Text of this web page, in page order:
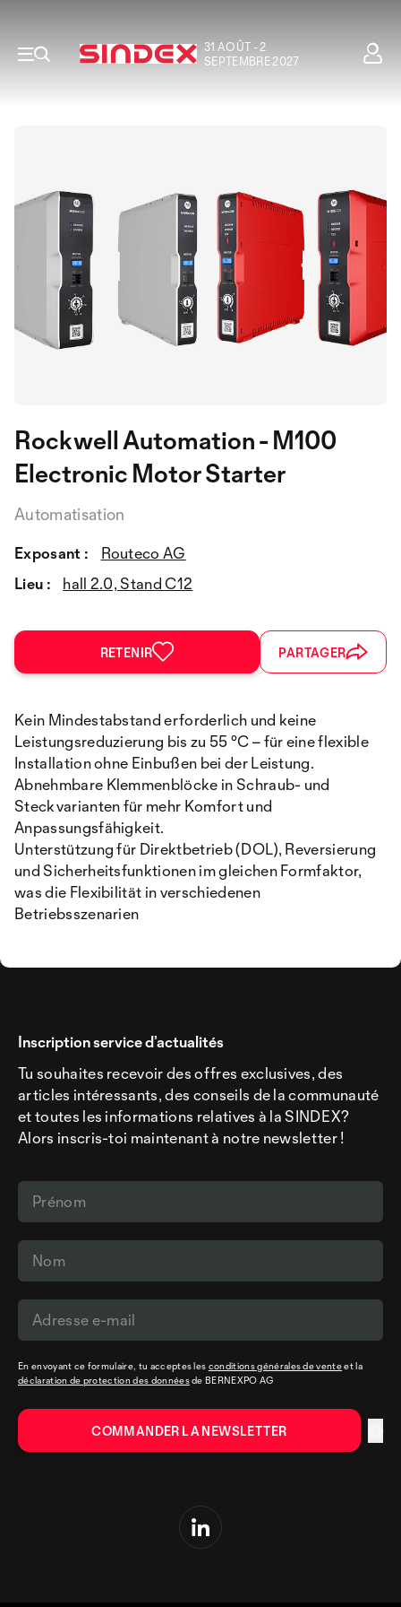
31 AOÛT - 2
SEPTEMBRE 2027
Rockwell Automation - M100
Electronic Motor Starter
Automatisation
Exposant :
Routeco AG
Lieu :
hall 2.0, Stand C12
RETENIR PARTAGER
Kein Mindestabstand erforderlich und keine
Leistungsreduzierung bis zu 55 °C – für eine flexible
Installation ohne Einbußen bei der Leistung.
Abnehmbare Klemmenblöcke in Schraub- und
Steckvarianten für mehr Komfort und
Anpassungsfähigkeit.
Unterstützung für Direktbetrieb (DOL), Reversierung
und Sicherheitsfunktionen im gleichen Formfaktor,
was die Flexibilität in verschiedenen
Betriebsszenarien
Inscription service d’actualités
Tu souhaites recevoir des offres exclusives, des
articles intéressants, des conseils de la communauté
et toutes les informations relatives à la SINDEX?
Alors inscris-toi maintenant à notre newsletter !
En envoyant ce formulaire, tu acceptes les conditions générales de venteet la
déclaration de protection des donnéesde BERNEXPO AG